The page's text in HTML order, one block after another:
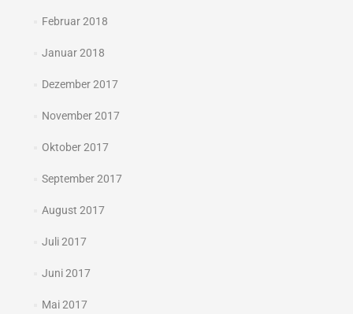
Februar 2018
Januar 2018
Dezember 2017
November 2017
Oktober 2017
September 2017
August 2017
Juli 2017
Juni 2017
Mai 2017